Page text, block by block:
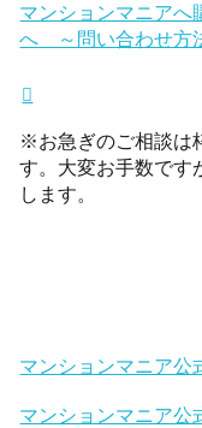
マンションマニアへ
へ ～問い合わせ方
※お急ぎのご相談は
す。大変お手数です
します。
マンションマニア公
マンションマニア公